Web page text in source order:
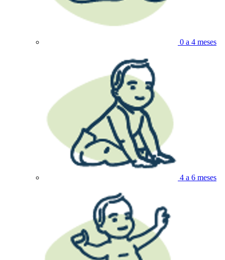
0 a 4 meses
4 a 6 meses